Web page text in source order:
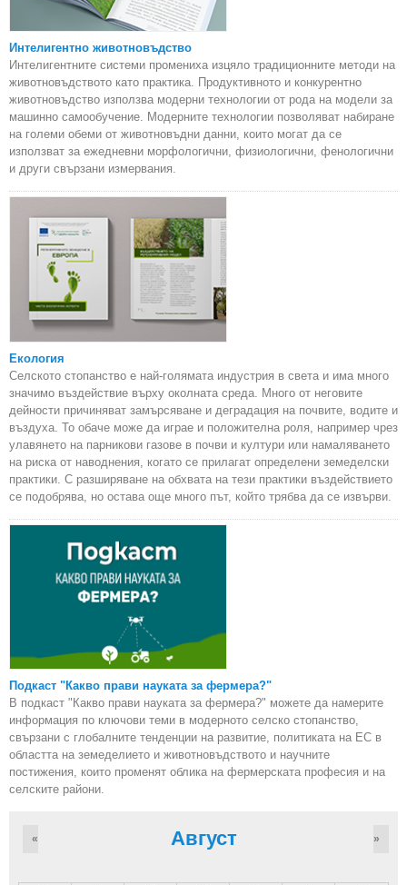
Интелигентно животновъдство
Интелигентните системи промениха изцяло традиционните методи на
животновъдството като практика. Продуктивното и конкурентно
животновъдство използва модерни технологии от рода на модели за
машинно самообучение. Модерните технологии позволяват набиране
на големи обеми от животновъдни данни, които могат да се
използват за ежедневни морфологични, физиологични, фенологични
и други свързани измервания.
Екология
Селското стопанство е най-голямата индустрия в света и има много
значимо въздействие върху околната среда. Много от неговите
дейности причиняват замърсяване и деградация на почвите, водите и
въздуха. То обаче може да играе и положителна роля, например чрез
улавянето на парникови газове в почви и култури или намаляването
на риска от наводнения, когато се прилагат определени земеделски
практики. С разширяване на обхвата на тези практики въздействието
се подобрява, но остава още много път, който трябва да се извърви.
Подкаст "Какво прави науката за фермера?"
В подкаст "Какво прави науката за фермера?" можете да намерите
информация по ключови теми в модерното селско стопанство,
свързани с глобалните тенденции на развитие, политиката на ЕС в
областта на земеделието и животновъдството и научните
постижения, които променят облика на фермерската професия и на
селските райони.
Август
« »